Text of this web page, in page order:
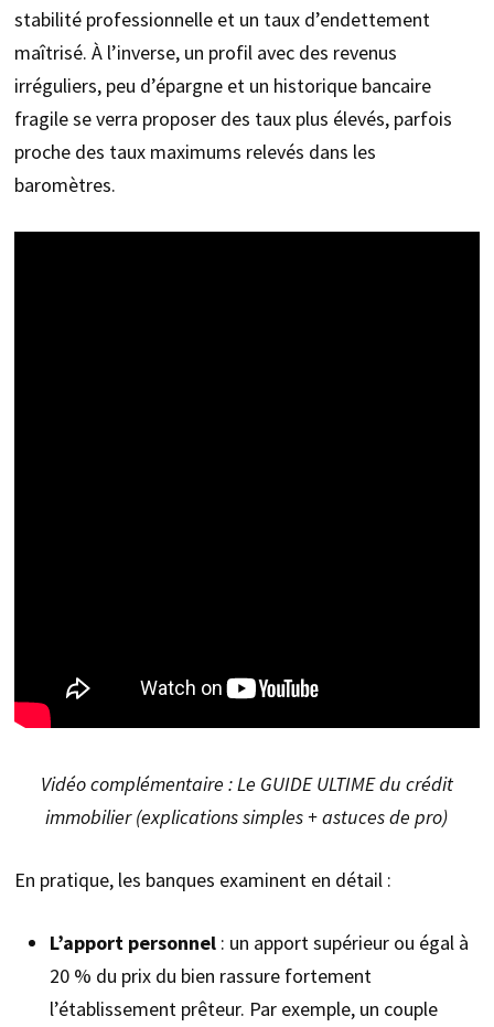
stabilité professionnelle et un taux d’endettement
maîtrisé. À l’inverse, un profil avec des revenus
irréguliers, peu d’épargne et un historique bancaire
fragile se verra proposer des taux plus élevés, parfois
proche des taux maximums relevés dans les
baromètres.
Vidéo complémentaire : Le GUIDE ULTIME du crédit
immobilier (explications simples + astuces de pro)
En pratique, les banques examinent en détail :
L’apport personnel: un apport supérieur ou égal à
20 % du prix du bien rassure fortement
l’établissement prêteur. Par exemple, un couple